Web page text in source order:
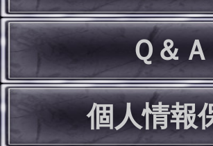
Ｑ＆Ａ
個人情報